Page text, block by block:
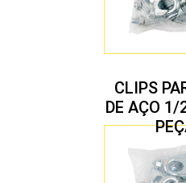
CLIPS
DE AÇO 1/